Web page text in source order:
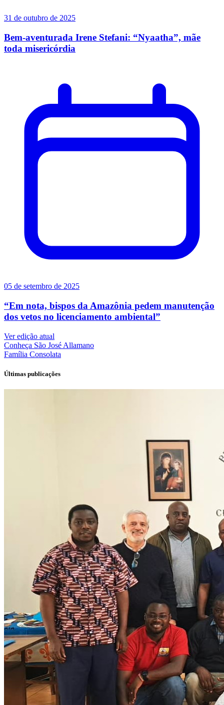
31 de outubro de 2025
Bem-aventurada Irene Stefani: “Nyaatha”, mãe
toda misericórdia
05 de setembro de 2025
“Em nota, bispos da Amazônia pedem manutenção
dos vetos no licenciamento ambiental”
Ver edição atual
Conheça São José Allamano
Família Consolata
Últimas publicações